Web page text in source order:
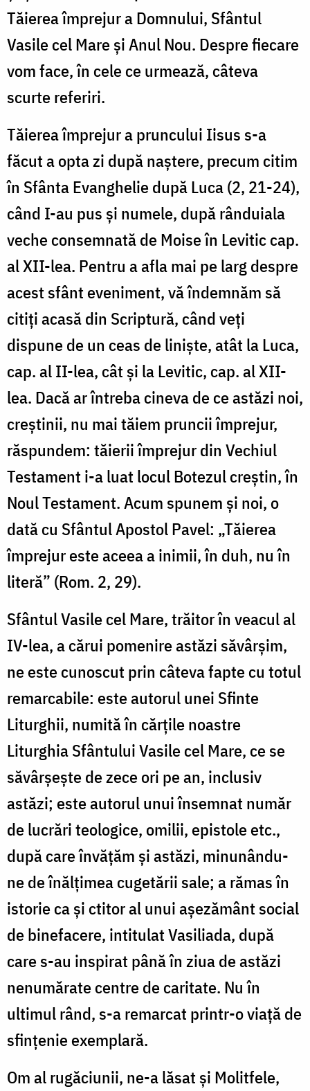
Tăierea împrejur a Domnului, Sfântul
Vasile cel Mare şi Anul Nou. Despre fiecare
vom face, în cele ce urmează, câteva
scurte referiri.
Tăierea împrejur a pruncului Iisus s-a
făcut a opta zi după naştere, precum citim
în Sfânta Evanghelie după Luca (2, 21-24),
când I-au pus şi numele, după rânduiala
veche consemnată de Moise în Levitic cap.
al XII-lea. Pentru a afla mai pe larg despre
acest sfânt eveniment, vă îndemnăm să
citiţi acasă din Scriptură, când veţi
dispune de un ceas de linişte, atât la Luca,
cap. al II-lea, cât şi la Levitic, cap. al XII-
lea. Dacă ar întreba cineva de ce astăzi noi,
creştinii, nu mai tăiem pruncii împrejur,
răspundem: tăierii împrejur din Vechiul
Testament i-a luat locul Botezul creştin, în
Noul Testament. Acum spunem şi noi, o
dată cu Sfântul Apostol Pavel: „Tăierea
împrejur este aceea a inimii, în duh, nu în
literă” (Rom. 2, 29).
Sfântul Vasile cel Mare, trăitor în veacul al
IV-lea, a cărui pomenire astăzi săvârşim,
ne este cunoscut prin câteva fapte cu totul
remarcabile: este autorul unei Sfinte
Liturghii, numită în cărţile noastre
Liturghia Sfântului Vasile cel Mare, ce se
săvârşeşte de zece ori pe an, inclusiv
astăzi; este autorul unui însemnat număr
de lucrări teologice, omilii, epistole etc.,
după care învăţăm şi astăzi, minunându-
ne de înălţimea cugetării sale; a rămas în
istorie ca şi ctitor al unui aşezământ social
de binefacere, intitulat Vasiliada, după
care s-au inspirat până în ziua de astăzi
nenumărate centre de caritate. Nu în
ultimul rând, s-a remarcat printr-o viaţă de
sfinţenie exemplară.
Om al rugăciunii, ne-a lăsat şi Molitfele,